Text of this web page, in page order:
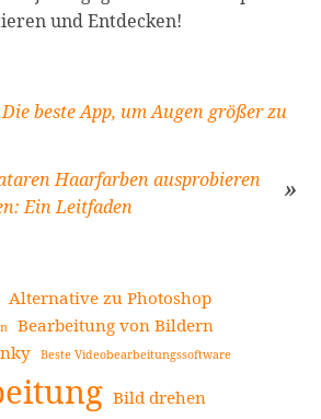
und Entdecken!
beste App, um Augen größer zu
Haarfarben ausprobieren
Ein Leitfaden
Alternative zu Photoshop
Bearbeitung von Bildern
Beste Videobearbeitungssoftware
Bild drehen